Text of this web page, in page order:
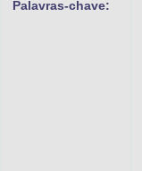
Palavras-chave: